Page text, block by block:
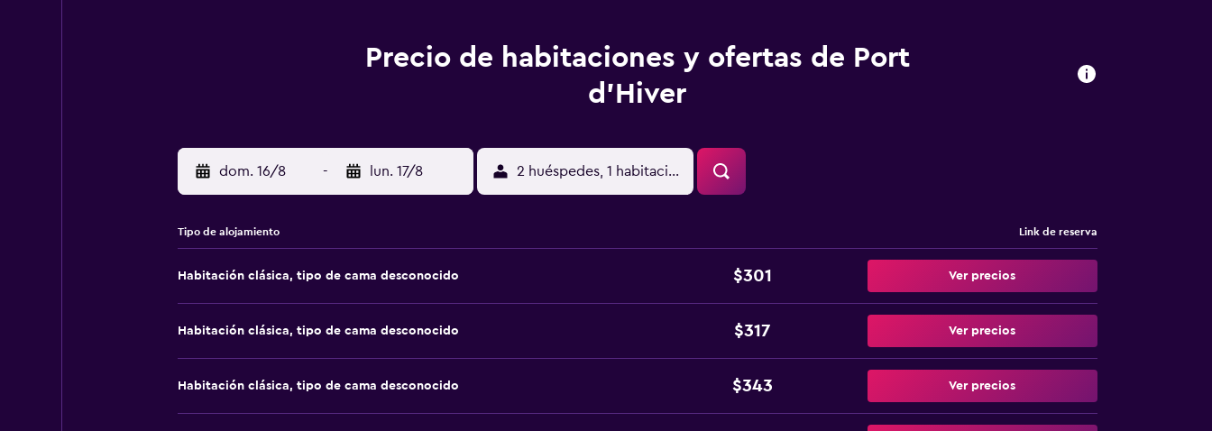
Precio de habitaciones y ofertas de Port
d'Hiver
dom. 16/8 - lun. 17/8 2 huéspedes, 1 habitación
Tipo de alojamiento Link de reserva
Habitación clásica, tipo de cama desconocido $301 Ver precios
Habitación clásica, tipo de cama desconocido $317 Ver precios
Habitación clásica, tipo de cama desconocido $343 Ver precios